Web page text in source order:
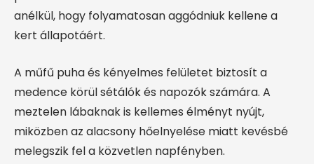
anélkül, hogy folyamatosan aggódniuk kellene a
kert állapotáért.
A műfű puha és kényelmes felületet biztosít a
medence körül sétálók és napozók számára. A
meztelen lábaknak is kellemes élményt nyújt,
miközben az alacsony hőelnyelése miatt kevésbé
melegszik fel a közvetlen napfényben.